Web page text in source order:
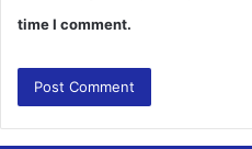
time I comment.